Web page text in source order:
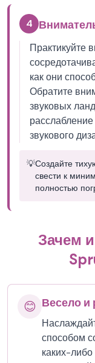
4
Практикуйте
как они
Обратите
звуковых
звукового
💡Создайте
свести к
полностью
Зачем
😊 Весело
способом
каких-